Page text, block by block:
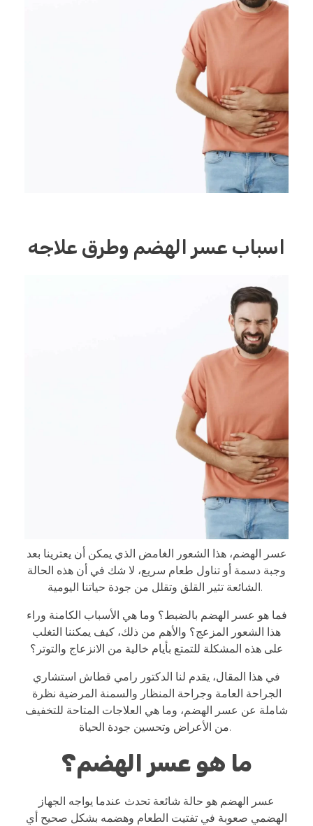
اسباب عسر الهضم وطرق علاجه
عسر الهضم، هذا الشعور الغامض الذي يمكن أن يعترينا بعد
وجبة دسمة أو تناول طعام سريع، لا شك في أن هذه الحالة
الشائعة تثير القلق وتقلل من جودة حياتنا اليومية.
فما هو عسر الهضم بالضبط؟ وما هي الأسباب الكامنة وراء
هذا الشعور المزعج؟ والأهم من ذلك، كيف يمكننا التغلب
على هذه المشكلة للتمتع بأيام خالية من الانزعاج والتوتر؟
في هذا المقال، يقدم لنا الدكتور رامي قطاش استشاري
الجراحة العامة وجراحة المنظار والسمنة المرضية نظرة
شاملة عن عسر الهضم، وما هي العلاجات المتاحة للتخفيف
من الأعراض وتحسين جودة الحياة.
ما هو عسر الهضم؟
عسر الهضم هو حالة شائعة تحدث عندما يواجه الجهاز
الهضمي صعوبة في تفتيت الطعام وهضمه بشكل صحيح أي